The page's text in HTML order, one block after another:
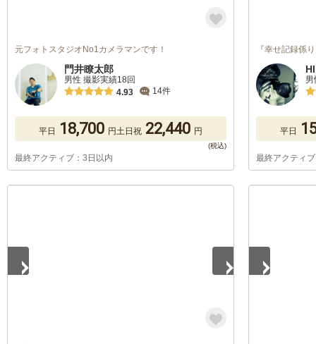
元フォトスタジオNo1カメラマンです！
門井瞭太郎
男性 撮影実績18回
4.93
14件
平日 18,700 円土日祝 22,440 円
最終アクティブ：3日以内
『幸せ記録係
平日
最終アクティ